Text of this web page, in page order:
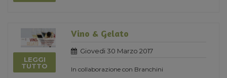
LEGGI
TUTTO
Vino & Gelato
Giovedi 30 Marzo 2017
In collaborazione con Branchini